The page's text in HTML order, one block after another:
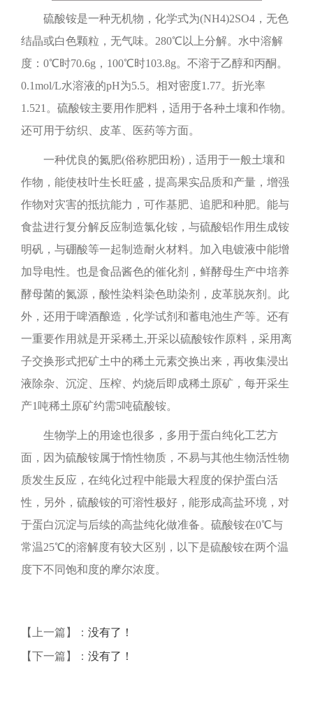
硫酸铵是一种无机物，化学式为(NH4)2SO4，无色
结晶或白色颗粒，无气味。280℃以上分解。水中溶解
度：0℃时70.6g，100℃时103.8g。不溶于乙醇和丙酮。
0.1mol/L水溶液的pH为5.5。相对密度1.77。折光率
1.521。硫酸铵主要用作肥料，适用于各种土壤和作物。
还可用于纺织、皮革、医药等方面。
一种优良的氮肥(俗称肥田粉)，适用于一般土壤和
作物，能使枝叶生长旺盛，提高果实品质和产量，增强
作物对灾害的抵抗能力，可作基肥、追肥和种肥。能与
食盐进行复分解反应制造氯化铵，与硫酸铝作用生成铵
明矾，与硼酸等一起制造耐火材料。加入电镀液中能增
加导电性。也是食品酱色的催化剂，鲜酵母生产中培养
酵母菌的氮源，酸性染料染色助染剂，皮革脱灰剂。此
外，还用于啤酒酿造，化学试剂和蓄电池生产等。还有
一重要作用就是开采稀土,开采以硫酸铵作原料，采用离
子交换形式把矿土中的稀土元素交换出来，再收集浸出
液除杂、沉淀、压榨、灼烧后即成稀土原矿，每开采生
产1吨稀土原矿约需5吨硫酸铵。
生物学上的用途也很多，多用于蛋白纯化工艺方
面，因为硫酸铵属于惰性物质，不易与其他生物活性物
质发生反应，在纯化过程中能最大程度的保护蛋白活
性，另外，硫酸铵的可溶性极好，能形成高盐环境，对
于蛋白沉淀与后续的高盐纯化做准备。硫酸铵在0℃与
常温25℃的溶解度有较大区别，以下是硫酸铵在两个温
度下不同饱和度的摩尔浓度。
【上一篇】： 没有了！
【下一篇】： 没有了！